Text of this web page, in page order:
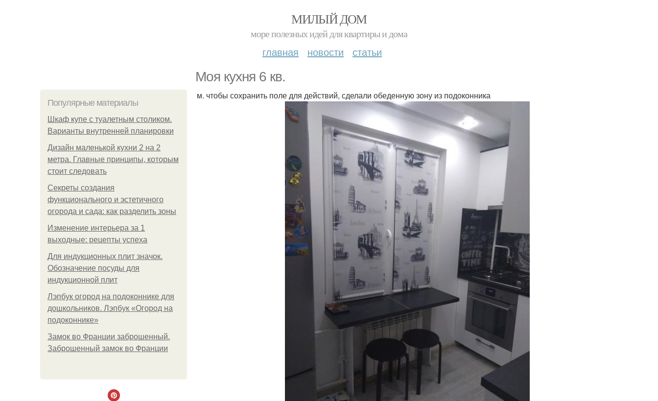
МИЛЫЙ ДОМ
море полезных идей для квартиры и дома
главная новости статьи
Моя кухня 6 кв.
Популярные материалы
Шкаф купе с туалетным столиком.
Варианты внутренней планировки
Дизайн маленькой кухни 2 на 2
метра. Главные принципы, которым
стоит следовать
Секреты создания
функционального и эстетичного
огорода и сада: как разделить зоны
Изменение интерьера за 1
выходные: рецепты успеха
Для индукционных плит значок.
Обозначение посуды для
индукционной плит
Лэпбук огород на подоконнике для
дошкольников. Лэпбук «Огород на
подоконнике»
Замок во Франции заброшенный.
Заброшенный замок во Франции
м. чтобы сохранить поле для действий, сделали обеденную зону из подоконника